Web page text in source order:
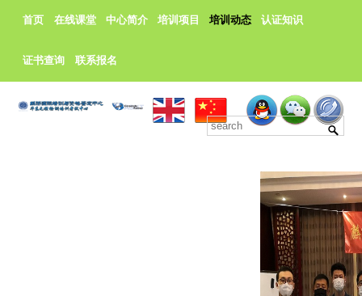
首页 在线课堂 中心简介 培训项目 培训动态 认证知识
证书查询 联系报名